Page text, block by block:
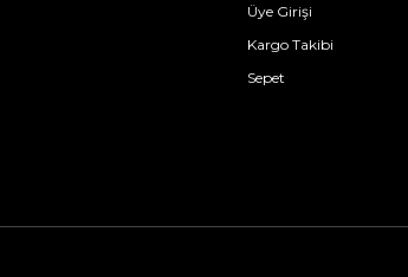
Üye Girişi
Kargo Takibi
Sepet